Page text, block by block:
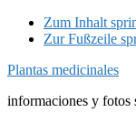
Zum Inhalt
Zur Fußzeile
Plantas medicinales
informaciones y fotos